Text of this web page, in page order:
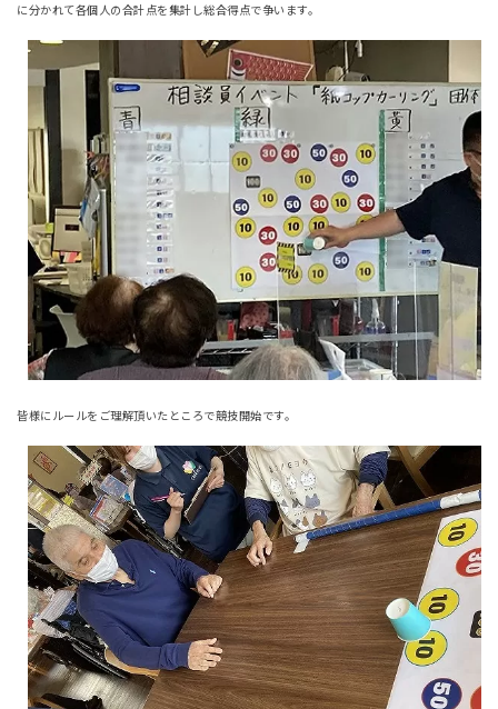
に分かれて各個人の合計点を集計し総合得点で争います。
皆様にルールをご理解頂いたところで競技開始です。